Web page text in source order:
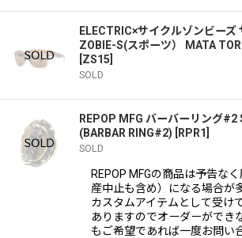
ELECTRIC×サイクルゾンビーズ
ZOBIE-S(スポーツ） MATA
[ZS15]
SOLD
REPOP MFG バーバーリング#2
(BARBAR RING#2) [RPR1]
SOLD
REPOP MFGの商品は予告な
産中止も含め）になる場合が
カスタムアイテムとして受け
ありますのでオーダーができ
もご希望であれば一度お問い